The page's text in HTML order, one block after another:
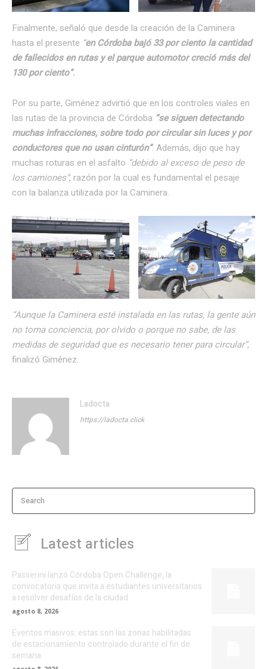
Finalmente, señaló que desde la creación de la Caminera
hasta el presente “en Córdoba bajó 33 por ciento la cantidad
de fallecidos en rutas y el parque automotor creció más del
130 por ciento”.
Por su parte, Giménez advirtió que en los controles viales en
las rutas de la provincia de Córdoba “se siguen detectando
muchas infracciones, sobre todo por circular sin luces y por
conductores que no usan cinturón”. Además, dijo que hay
muchas roturas en el asfalto “debido al exceso de peso de
los camiones”, razón por la cual es fundamental el pesaje
con la balanza utilizada por la Caminera.
“Aunque la Caminera esté instalada en las rutas, la gente aún
no toma conciencia, por olvido o porque no sabe, de las
medidas de seguridad que es necesario tener para circular”,
finalizó Giménez.
Ladocta
https://ladocta.click
Search
Latest articles
Passerini lanzó Córdoba Open Challenge, la
convocatoria que invita a estudiantes universitarios
a resolver desafíos de la ciudad
agosto 8, 2026
Eventos masivos: estas son las zonas habilitadas
de estacionamiento controlado durante el fin de
semana